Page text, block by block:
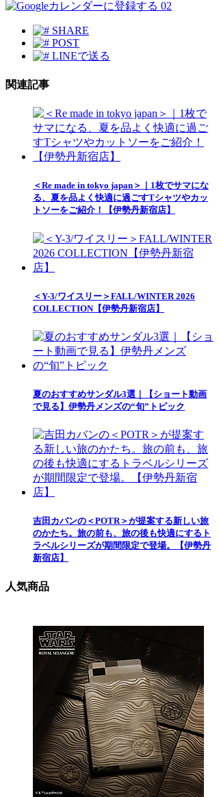
02
SHARE
POST
LINEで送る
関連記事
＜Re made in tokyo japan＞｜1枚でサマにな
る、夏を品よく快適に過ごすTシャツやカッ
トソーをご紹介！【伊勢丹新宿店】
＜Y-3/ワイスリー＞FALL/WINTER 2026
COLLECTION【伊勢丹新宿店】
夏のおすすめサンダル3選｜【ショート動画
で見る】伊勢丹メンズの“旬”トピック
吉田カバンの＜POTR＞が提案する新しい旅
のかたち。旅の前も、旅の後も快適にするト
ラベルシリーズが期間限定で登場。【伊勢丹
新宿店】
人気商品